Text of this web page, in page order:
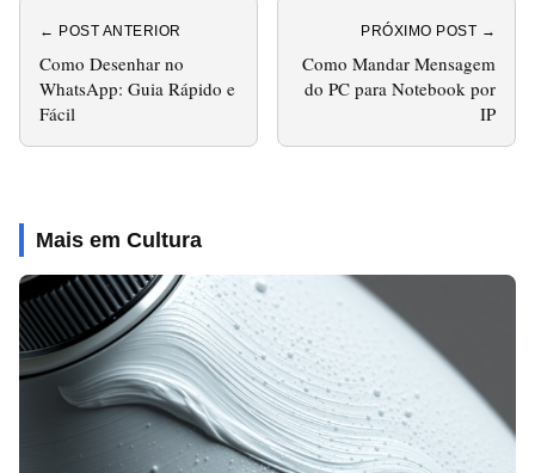
← POST ANTERIOR
Como Desenhar no
WhatsApp: Guia Rápido e
Fácil
PRÓXIMO POST →
Como Mandar Mensagem
do PC para Notebook por
IP
Mais em Cultura